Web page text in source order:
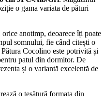
o gama variata de pături
anotimp, deoarece îți poate
somnului, fie când citești o
Cocolino este potrivită și
patul din dormitor. De
și o variantă excelentă de
o țesătură formata din